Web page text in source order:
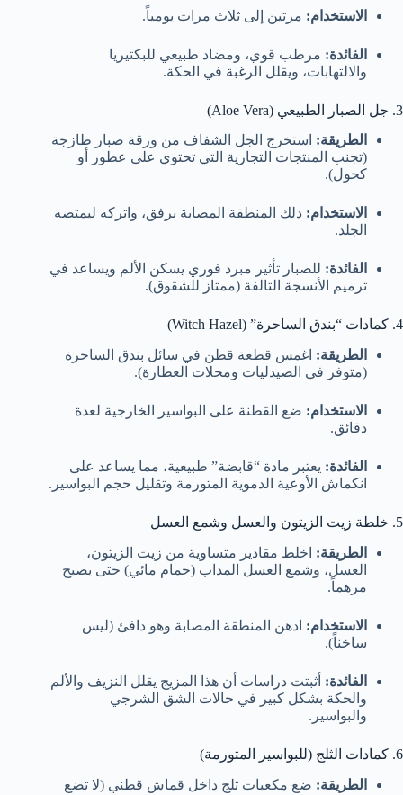
الاستخدام: مرتين إلى ثلاث مرات يومياً.
الفائدة: مرطب قوي، ومضاد طبيعي للبكتيريا
والالتهابات، ويقلل الرغبة في الحكة.
3. جل الصبار الطبيعي (Aloe Vera)
الطريقة: استخرج الجل الشفاف من ورقة صبار طازجة
(تجنب المنتجات التجارية التي تحتوي على عطور أو
كحول).
الاستخدام: دلك المنطقة المصابة برفق، واتركه ليمتصه
الجلد.
الفائدة: للصبار تأثير مبرد فوري يسكن الألم ويساعد في
ترميم الأنسجة التالفة (ممتاز للشقوق).
4. كمادات “بندق الساحرة” (Witch Hazel)
الطريقة: اغمس قطعة قطن في سائل بندق الساحرة
(متوفر في الصيدليات ومحلات العطارة).
الاستخدام: ضع القطنة على البواسير الخارجية لعدة
دقائق.
الفائدة: يعتبر مادة “قابضة” طبيعية، مما يساعد على
انكماش الأوعية الدموية المتورمة وتقليل حجم البواسير.
5. خلطة زيت الزيتون والعسل وشمع العسل
الطريقة: اخلط مقادير متساوية من زيت الزيتون،
العسل، وشمع العسل المذاب (حمام مائي) حتى يصبح
مرهماً.
الاستخدام: ادهن المنطقة المصابة وهو دافئ (ليس
ساخناً).
الفائدة: أثبتت دراسات أن هذا المزيج يقلل النزيف والألم
والحكة بشكل كبير في حالات الشق الشرجي
والبواسير.
6. كمادات الثلج (للبواسير المتورمة)
الطريقة: ضع مكعبات ثلج داخل قماش قطني (لا تضع